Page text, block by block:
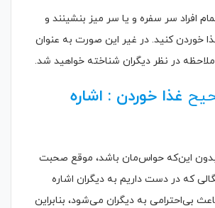
افراد سر سفره و یا سر میز بنشینند و
کنید. در غیر این صورت به عنوان
در نظر دیگران شناخته خواهید شد.
غذا خوردن : اشاره
بدون این‌که حواس‌مان باشد، موقع صحبت
که در دست داریم به دیگران اشاره
بی‌احترامی به دیگران می‌شود، بنابراین